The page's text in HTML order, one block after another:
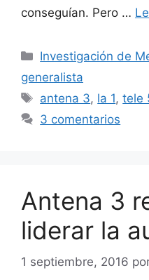
conseguían. Pero …
Categorías
Investigación de
generalista
Etiquetas
antena 3, la 1,tele
3 comentarios
Antena 3
liderar la
1 septiembre, 2016